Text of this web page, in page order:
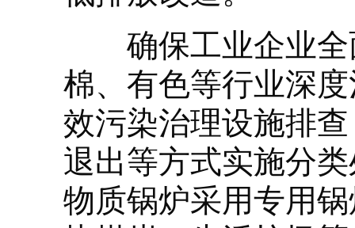
确保工业企业全
棉、有色等行业深
效污染治理设施排
退出等方式实施分
物质锅炉采用专用